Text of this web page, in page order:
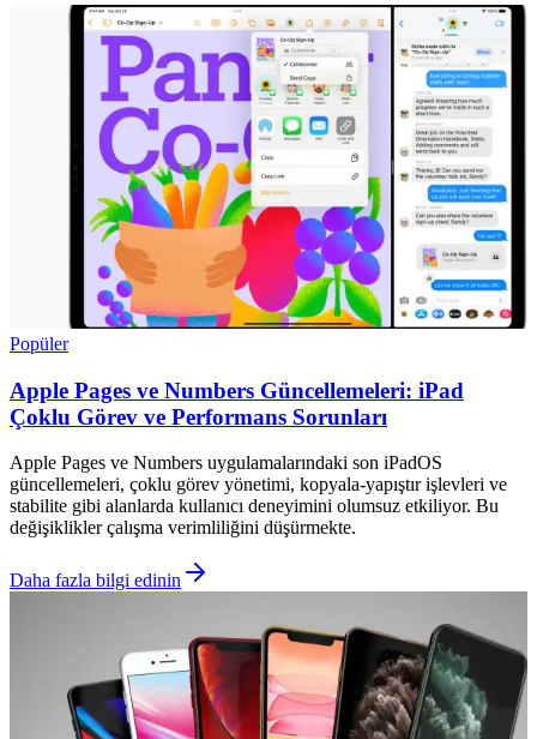
Popüler
Apple Pages ve Numbers Güncellemeleri: iPad
Çoklu Görev ve Performans Sorunları
Apple Pages ve Numbers uygulamalarındaki son iPadOS
güncellemeleri, çoklu görev yönetimi, kopyala-yapıştır işlevleri ve
stabilite gibi alanlarda kullanıcı deneyimini olumsuz etkiliyor. Bu
değişiklikler çalışma verimliliğini düşürmekte.
Daha fazla bilgi edinin